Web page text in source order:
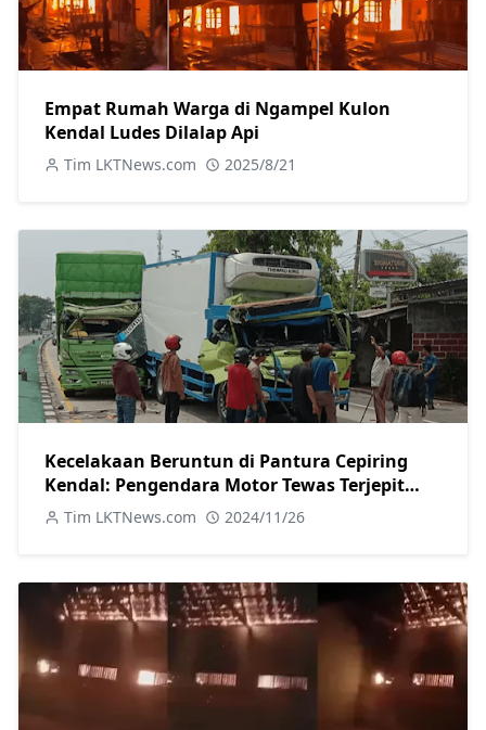
Empat Rumah Warga di Ngampel Kulon
Kendal Ludes Dilalap Api
Tim LKTNews.com 2025/8/21
Kecelakaan Beruntun di Pantura Cepiring
Kendal: Pengendara Motor Tewas Terjepit
TrukTim LKTNews.com 2024/11/26